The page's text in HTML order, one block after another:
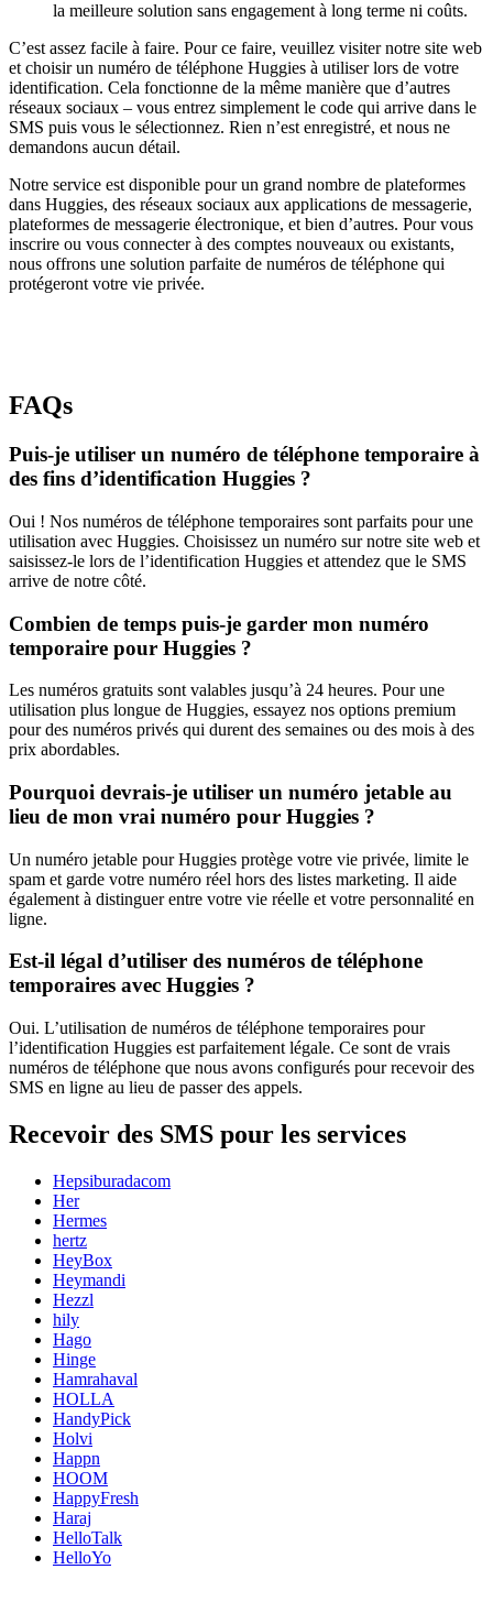
la meilleure solution sans engagement à long terme ni coûts.
C’est assez facile à faire. Pour ce faire, veuillez visiter notre site web
et choisir un numéro de téléphone Huggies à utiliser lors de votre
identification. Cela fonctionne de la même manière que d’autres
réseaux sociaux – vous entrez simplement le code qui arrive dans le
SMS puis vous le sélectionnez. Rien n’est enregistré, et nous ne
demandons aucun détail.
Notre service est disponible pour un grand nombre de plateformes
dans Huggies, des réseaux sociaux aux applications de messagerie,
plateformes de messagerie électronique, et bien d’autres. Pour vous
inscrire ou vous connecter à des comptes nouveaux ou existants,
nous offrons une solution parfaite de numéros de téléphone qui
protégeront votre vie privée.
FAQs
Puis-je utiliser un numéro de téléphone temporaire à
des fins d’identification Huggies ?
Oui ! Nos numéros de téléphone temporaires sont parfaits pour une
utilisation avec Huggies. Choisissez un numéro sur notre site web et
saisissez-le lors de l’identification Huggies et attendez que le SMS
arrive de notre côté.
Combien de temps puis-je garder mon numéro
temporaire pour Huggies ?
Les numéros gratuits sont valables jusqu’à 24 heures. Pour une
utilisation plus longue de Huggies, essayez nos options premium
pour des numéros privés qui durent des semaines ou des mois à des
prix abordables.
Pourquoi devrais-je utiliser un numéro jetable au
lieu de mon vrai numéro pour Huggies ?
Un numéro jetable pour Huggies protège votre vie privée, limite le
spam et garde votre numéro réel hors des listes marketing. Il aide
également à distinguer entre votre vie réelle et votre personnalité en
ligne.
Est-il légal d’utiliser des numéros de téléphone
temporaires avec Huggies ?
Oui. L’utilisation de numéros de téléphone temporaires pour
l’identification Huggies est parfaitement légale. Ce sont de vrais
numéros de téléphone que nous avons configurés pour recevoir des
SMS en ligne au lieu de passer des appels.
Recevoir des SMS pour les services
Hepsiburadacom
Her
Hermes
hertz
HeyBox
Heymandi
Hezzl
hily
Hago
Hinge
Hamrahaval
HOLLA
HandyPick
Holvi
Happn
HOOM
HappyFresh
Haraj
HelloTalk
HelloYo